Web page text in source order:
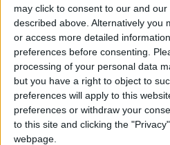
may click to consent to our and
described above. Alternatively you
or access more detailed
preferences before consenting.
processing of your personal data
but you have a right to object to
preferences will apply to this
preferences or withdraw your
to this site and clicking the
webpage.
cinema e insegnamento.
L’abbiamo intervistata per
percorso artistico e la vita
capitale mondiale